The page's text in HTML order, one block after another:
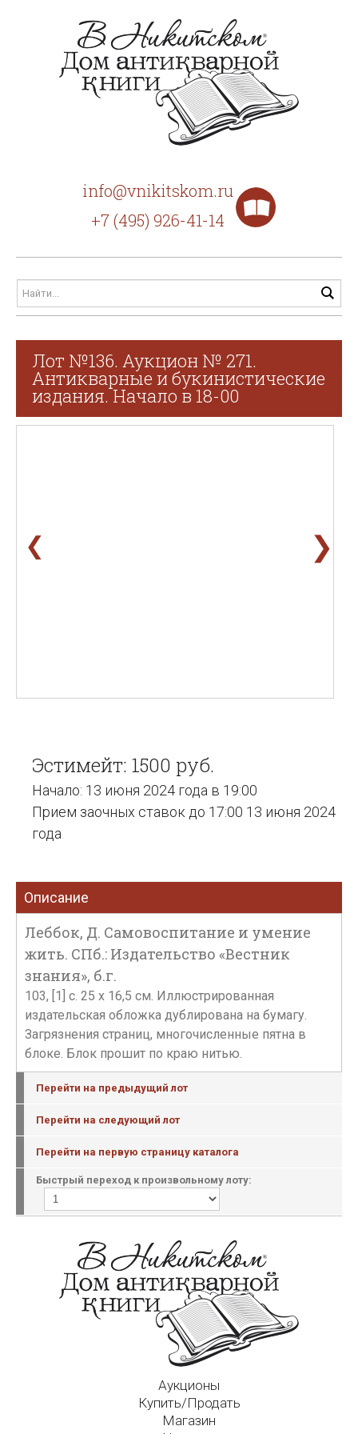
info@vnikitskom.ru
+7 (495) 926-41-14
Лот №136. Аукцион № 271.
Антикварные и букинистические
издания. Начало в 18-00
❮ ❯
Эстимейт: 1500 руб.
Начало: 13 июня 2024 года в 19:00
Прием заочных ставок до 17:00 13 июня 2024
года
Описание
Леббок, Д. Самовоспитание и умение
жить. СПб.: Издательство «Вестник
знания», б.г.
103, [1] с. 25 х 16,5 см. Иллюстрированная
издательская обложка дублирована на бумагу.
Загрязнения страниц, многочисленные пятна в
блоке. Блок прошит по краю нитью.
Перейти на предыдущий лот
Перейти на следующий лот
Перейти на первую страницу каталога
Быстрый переход к произвольному лоту:
Аукционы
Купить/Продать
Магазин